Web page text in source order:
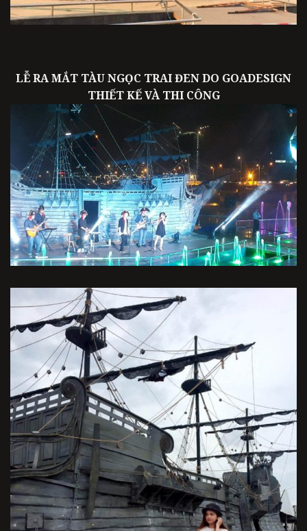
LỄ RA MẮT TÀU NGỌC TRAI ĐEN DO GOADESIGN
THIẾT KẾ VÀ THI CÔNG